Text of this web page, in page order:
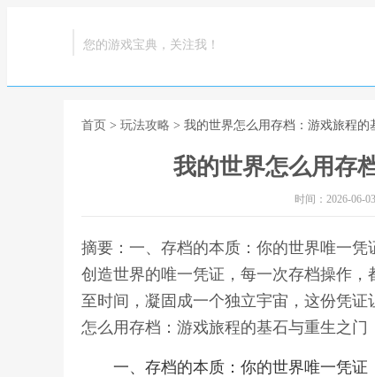
您的游戏宝典，关注我！
首页 > 玩法攻略 > 我的世界怎么用存档：游戏旅程的
我的世界怎么用存
时间：2026-06-
摘要：一、存档的本质：你的世界唯一
创造世界的唯一凭证，每一次存档操作
至时间，凝固成一个独立宇宙，这份凭
怎么用存档：游戏旅程的基石与重生之门
一、存档的本质：你的世界唯一凭证